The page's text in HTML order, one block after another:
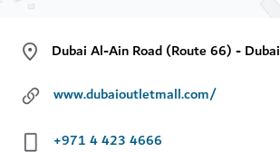
Dubai Al-Ain Road (Route 66) - Dubai
www.dubaioutletmall.com/
+971 4 423 4666